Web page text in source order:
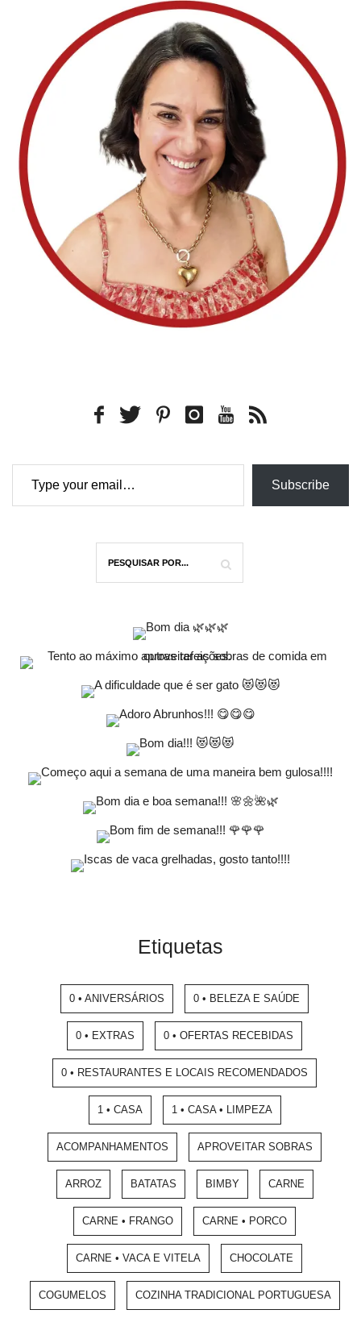
Type your email…
Subscribe
Etiquetas
0 • ANIVERSÁRIOS 0 • BELEZA E SAÚDE
0 • EXTRAS 0 • OFERTAS RECEBIDAS
0 • RESTAURANTES E LOCAIS RECOMENDADOS
1 • CASA 1 • CASA • LIMPEZA
ACOMPANHAMENTOS APROVEITAR SOBRAS
ARROZ BATATAS BIMBY CARNE
CARNE • FRANGO CARNE • PORCO
CARNE • VACA E VITELA CHOCOLATE
COGUMELOS COZINHA TRADICIONAL PORTUGUESA